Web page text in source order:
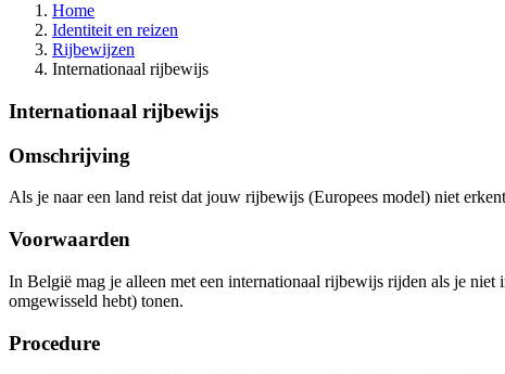
Home
Identiteit en reizen
Rijbewijzen
Internationaal rijbewijs
Internationaal rijbewijs
Omschrijving
Als je naar een land reist dat jouw rijbewijs (Europees model) niet
Voorwaarden
In België mag je alleen met een internationaal rijbewijs rijden als je
omgewisseld hebt) tonen.
Procedure